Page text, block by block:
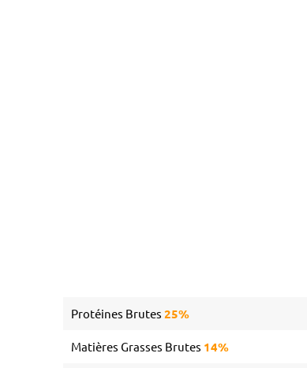
Protéines Brutes 25%
Matières Grasses Brutes 14%